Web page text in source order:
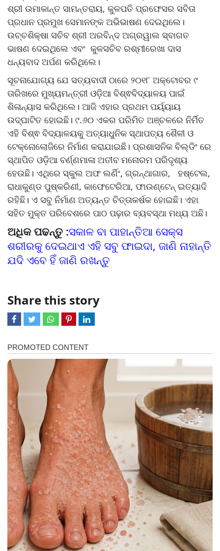
ଶ୍ରୀ ଉମାକାନ୍ତ ସାମନ୍ତରାୟ, କୁଳପତି ପ୍ରଫେସର ସବିତା
ପ୍ରଧାନ ପ୍ରମୁଖ ସେମାନଙ୍କ ଅଭିଭାଷଣ ଦେଇଥିଲେ।
ଉଚ୍ଚଶିକ୍ଷା ସଚିବ ଶ୍ରୀ ଅରବିନ୍ଦ ଅଗ୍ରୱାଲ ସ୍ବାଗତ
ଭାଷଣ ଦେଇଥିଲେ ଏବଂ କୁଳସଚିବ ରଶ୍ମୀରେଖା ଦାସ
ଧନ୍ୟବାଦ ଅର୍ପଣ କରିଥିଲେ।
ସୂଚନାଯୋଗ୍ୟ ଯେ ସତ୍ୟବାଦୀ ଠାରେ ୨୦୧୮ ଅକ୍ଟୋବର ୯
ତାରିଖରେ ମୁଖ୍ୟମନ୍ତ୍ରୀ ଓଡ଼ିଆ ବିଶ୍ଵବିଦ୍ୟାଳୟ ପାଇଁ
ଶିଳାନ୍ୟାସ କରିଥିଲେ। ଆଜି ଏହାର ପ୍ରଥମ ପର୍ୟ୍ୟାୟ
ଉଦ୍‌ଘାଟିତ ହୋଇଛି। ୯.୬୦ ଏକର ପରିମିତ ଅଞ୍ଚଳରେ ନିର୍ମିତ
ଏହି ବିଶ୍ଵ ବିଦ୍ୟାଳୟକୁ ଅତ୍ୟାଧୁନିକ ସ୍ଥାପତ୍ୟ ଶୈଳୀ ଓ
ଟେକ୍ନୋଲୋଜିରେ ନିର୍ମାଣ କରାଯାଇଛି। ପ୍ରଶାସନିକ ବିଲ୍ଡିଂ ରେ
ସ୍ଥାପିତ ଓଡ଼ିଆ ବର୍ଣ୍ଣମାଳା ଅତୀବ ମନୋରମ ପରିଦୃଶ୍ୟ
ହେଉଛି। ଏଥିରେ ସ୍କୁଲ ଅଫ ଲର୍ଣିଂ, ଗ୍ରନ୍ଥାଗାର, ହଷ୍ଟେଲ,
ରାଧାକୁଣ୍ଡ ପୁଷ୍କରିଣୀ, କାଫେଟେରିଆ, ଫାଉଣ୍ଟେନ୍ ଇତ୍ୟାଦି
ରହିଛି। ଏ ସବୁ ନିର୍ମାଣ ଅତ୍ୟନ୍ତ ଚିତ୍ତାକର୍ଷକ ହୋଇଛି। ଏହା
ସହିତ ମୁକ୍ତ ପରିବେଶରେ ପାଠ ପଢ଼ାର ବ୍ୟବସ୍ଥା ମଧ୍ୟ ଅଛି।
ଅଧିକ ପଢନ୍ତୁ :ସକାଳ ବା ପାହାନ୍ତିଆ ସେକ୍ସ
ଶରୀରକୁ ଦେଇଥାଏ ଏହି ସବୁ ଫାଇଦା, ଜାଣି ନାହାନ୍ତି
ଯଦି ଏବେ ହିଁ ଜାଣି ରଖନ୍ତୁ
Share this story